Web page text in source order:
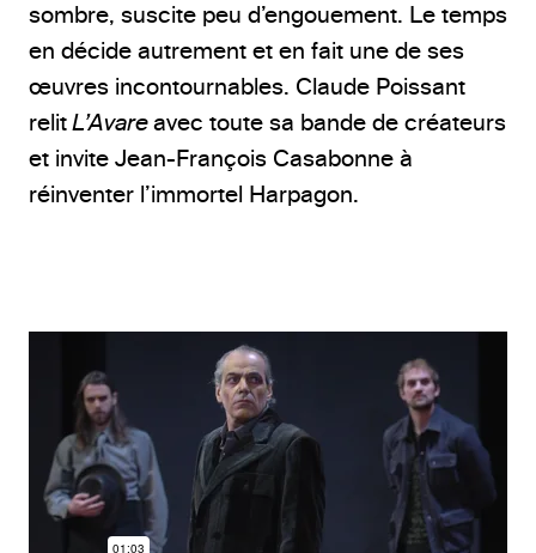
sombre, suscite peu d’engouement. Le temps
en décide autrement et en fait une de ses
œuvres incontournables. Claude Poissant
relitL’Avareavec toute sa bande de créateurs
et invite Jean-François Casabonne à
réinventer l’immortel Harpagon.